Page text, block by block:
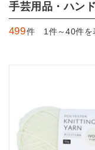
手芸用品・ハン
499件 1件～40件を